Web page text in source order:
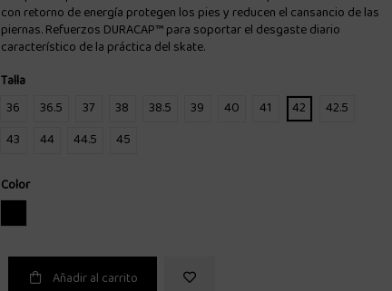
con retorno de energía protegen los pies y reducen el cansancio de las
piernas. Refuerzos DURACAP™ para soportar el desgaste diario
característico de la práctica del skate.
Talla
36
36.5 37 38 38.5 39 40 41 42
42.5
43
44 44.5
45
Color
Añadir al carrito